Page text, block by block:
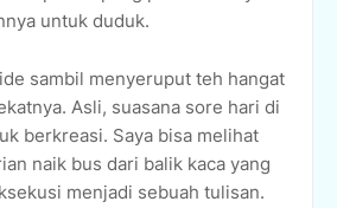
untuk duduk.
sambil menyeruput teh hangat
Asli, suasana sore hari di
berkreasi. Saya bisa melihat
naik bus dari balik kaca yang
menjadi sebuah tulisan.